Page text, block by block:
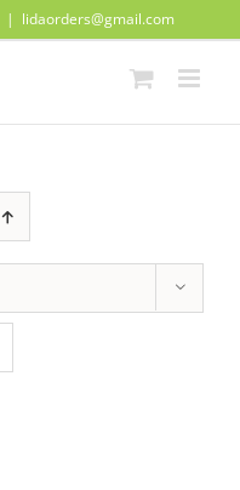
| lidaorders@gmail.com